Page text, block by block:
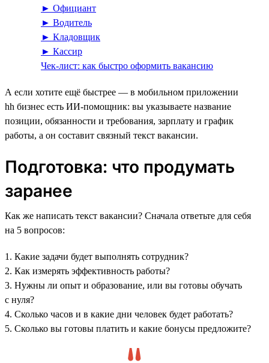
► Официант
► Водитель
► Кладовщик
► Кассир
Чек-лист: как быстро оформить вакансию
А если хотите ещё быстрее — в мобильном приложении
hh бизнес есть ИИ‑помощник: вы указываете название
позиции, обязанности и требования, зарплату и график
работы, а он составит связный текст вакансии.
Подготовка: что продумать
заранее
Как же написать текст вакансии? Сначала ответьте для себя
на 5 вопросов:
1. Какие задачи будет выполнять сотрудник?
2. Как измерять эффективность работы?
3. Нужны ли опыт и образование, или вы готовы обучать
с нуля?
4. Сколько часов и в какие дни человек будет работать?
5. Сколько вы готовы платить и какие бонусы предложите?